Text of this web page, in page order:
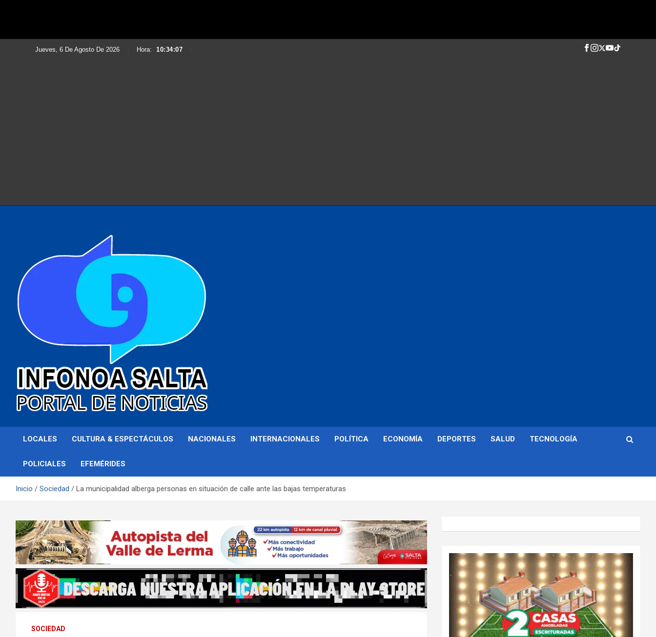
Jueves, 6 De Agosto De 2026 Hora: 10:34:08
Infonoa Salta
LOCALES CULTURA & ESPECTÁCULOS NACIONALES INTERNACIONALES POLÍTICA ECONOMÍA DEPORTES SALUD TECNOLOGÍA
POLICIALES EFEMÉRIDES
Inicio Sociedad La municipalidad alberga personas en situación de calle ante las bajas temperaturas
SOCIEDAD